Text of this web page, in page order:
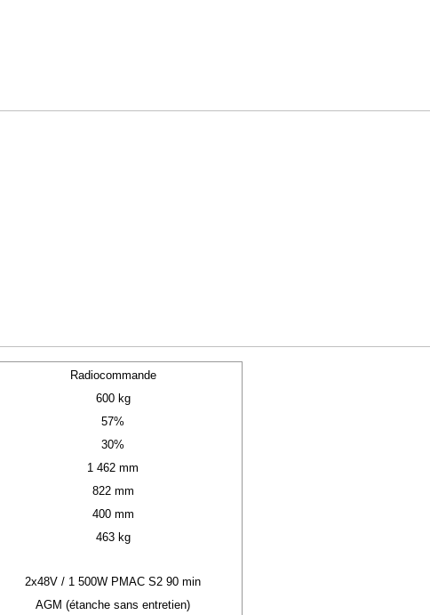
Radiocommande
600 kg
57%
30%
1 462 mm
822 mm
400 mm
463 kg
2x48V / 1 500W PMAC S2 90 min
AGM (étanche sans entretien)